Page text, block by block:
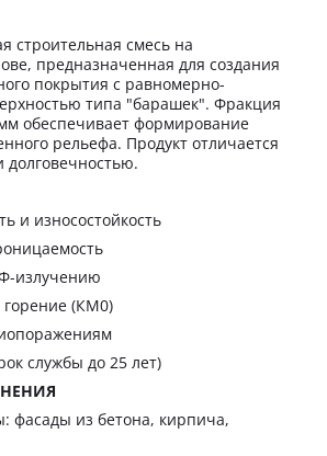
строительная смесь на
предназначенная для создания
покрытия с равномерно-
типа "барашек". Фракция
обеспечивает формирование
рельефа. Продукт отличается
долговечностью.
и износостойкость
излучению
(КМ0)
службы до 25 лет)
фасады из бетона, кирпича,